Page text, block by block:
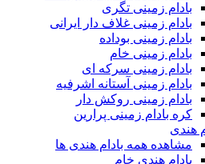
بادام زمینی تگری
بادام زمینی غلاف دار ایرانی
بادام زمینی بوداده
بادام زمینی خام
بادام زمینی سرکه ای
بادام زمینی آستانه اشرفیه
بادام زمینی روکش دار
کره بادام زمینی پرارین
هندی
مشاهده همه بادام هندی ها
بادام هندی خام